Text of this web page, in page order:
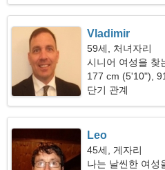
Vladimir
59세, 처녀자리
시니어 여성을 찾
177 cm (5'10"),
단기 관계
Leo
45세, 게자리
나는 날씬한 여성